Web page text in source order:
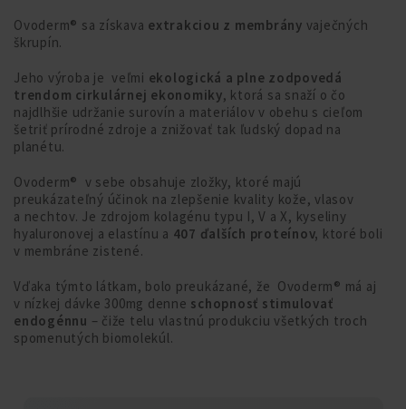
Ovoderm® sa získava extrakciou z membrány vaječných
škrupín.
Jeho výroba je veľmi ekologická a plne zodpovedá
trendom cirkulárnej ekonomiky, ktorá sa snaží o čo
najdlhšie udržanie surovín a materiálov v obehu s cieľom
šetriť prírodné zdroje a znižovať tak ľudský dopad na
planétu.
Ovoderm® v sebe obsahuje zložky, ktoré majú
preukázateľný účinok na zlepšenie kvality kože, vlasov
a nechtov. Je zdrojom kolagénu typu I, V a X, kyseliny
hyaluronovej a elastínu a 407 ďalších proteínov, ktoré boli
v membráne zistené.
Vďaka týmto látkam, bolo preukázané, že Ovoderm® má aj
v nízkej dávke 300mg denne schopnosť stimulovať
endogénnu – čiže telu vlastnú produkciu všetkých troch
spomenutých biomolekúl.